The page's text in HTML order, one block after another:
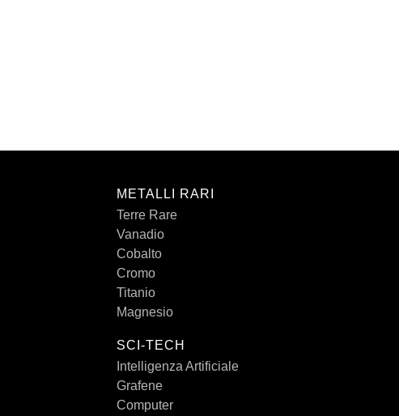
METALLI RARI
Terre Rare
Vanadio
Cobalto
Cromo
Titanio
Magnesio
SCI-TECH
Intelligenza Artificiale
Grafene
Computer